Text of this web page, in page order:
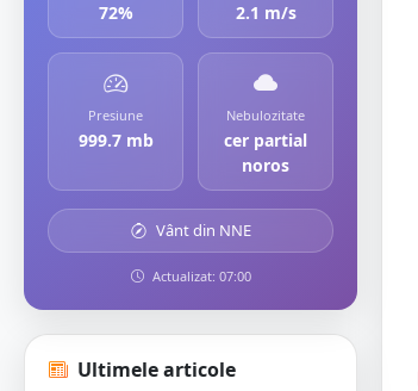
72% 2.1 m/s
Presiune
999.7 mb
Nebulozitate
cer partial
noros
Vânt din NNE
Actualizat: 07:00
Ultimele articole